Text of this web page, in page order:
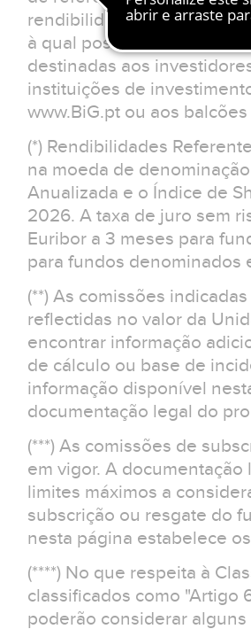
rendibilidades
à qual possa estar
destinadas aos
instituições de
www.BiG.pt ou aos
(*) Rendibilidades
na moeda de
Anualizada e o Índice de
2026. A taxa de juro sem
Euribor a 3 meses para
para fundos denominados
(**) As comissões
reflectidas no valor da
encontrar informação
de cálculo ou base de
informação disponível
documentação legal do
(***) As comissões de
em vigor. A
limites máximos a
subscrição ou resgate do
nesta página estabelece
(****) No que respeita à
classificados como "Artigo
poderão considerar